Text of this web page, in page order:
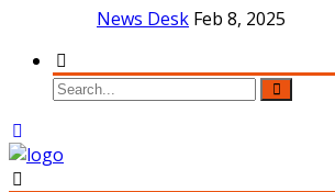
News Desk Feb 8, 2025